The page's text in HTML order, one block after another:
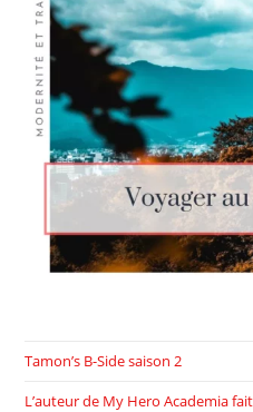
Tamon’s B-Side saison 2
L’auteur de My Hero Academia